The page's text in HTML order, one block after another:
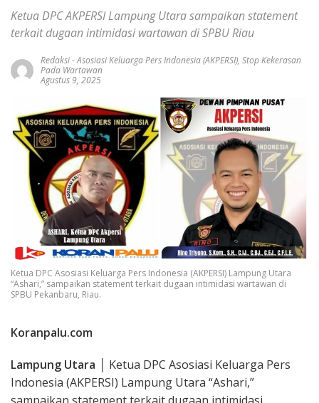
Ketua DPC AKPERSI Lampung Utara sampaikan statement
terkait dugaan intimidasi wartawan di SPBU Riau
Redaksi-Asosiasi Keluarga Pers Indonesia (AKPERSI), Stop Kekerasan
Pada Wartawan
Agustus 9, 2025
Ketua DPC Asosiasi Keluarga Pers Indonesia (AKPERSI) Lampung Utara
“Ashari,” sampaikan statement terkait dugaan intimidasi wartawan di
SPBU Pekanbaru, Riau.
Koranpalu.com
Lampung Utara
Ketua DPC Asosiasi Keluarga Pers
Indonesia (AKPERSI) Lampung Utara “Ashari,”